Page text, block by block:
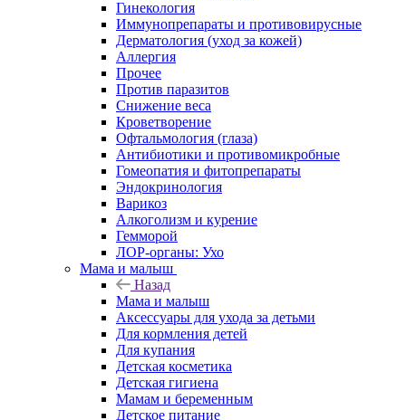
Гинекология
Иммунопрепараты и противовирусные
Дерматология (уход за кожей)
Аллергия
Прочее
Против паразитов
Снижение веса
Кроветворение
Офтальмология (глаза)
Антибиотики и противомикробные
Гомеопатия и фитопрепараты
Эндокринология
Варикоз
Алкоголизм и курение
Гемморой
ЛОР-органы: Ухо
Мама и малыш
Назад
Мама и малыш
Аксессуары для ухода за детьми
Для кормления детей
Для купания
Детская косметика
Детская гигиена
Мамам и беременным
Детское питание